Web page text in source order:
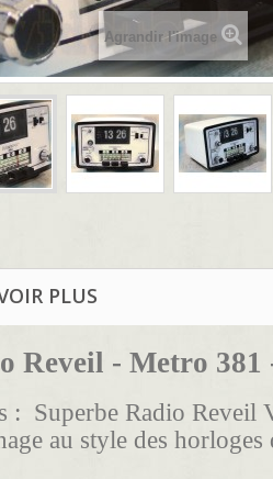
Agrandir l'image
PLUS
Reveil - Metro
: Superbe Radio Reveil
au style des horloges